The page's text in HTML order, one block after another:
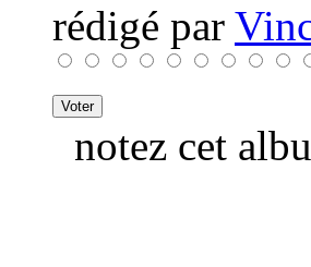
rédigé par
notez cet